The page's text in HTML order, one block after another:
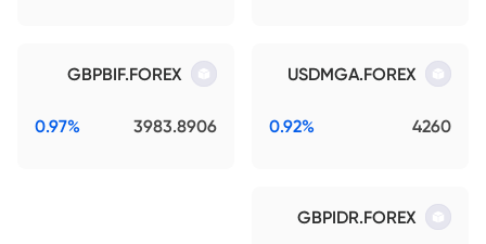
USDMGA.FOREX
4260
0.92%
GBPBIF.FOREX
3983.8906
0.97%
GBPIDR.FOREX